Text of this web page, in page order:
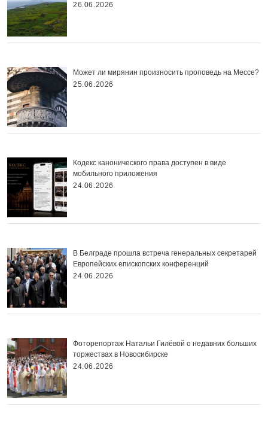
26.06.2026
Может ли мирянин произносить проповедь на Мессе?
25.06.2026
Кодекс канонического права доступен в виде
мобильного приложения
24.06.2026
В Белграде прошла встреча генеральных секретарей
Европейских епископских конференций
24.06.2026
Фоторепортаж Натальи Гилёвой о недавних больших
торжествах в Новосибирске
24.06.2026